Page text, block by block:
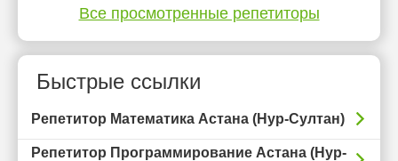
Все просмотренные репетиторы
Быстрые ссылки
Репетитор Математика Астана (Нур-Султан)
Репетитор Программирование Астана (Нур-